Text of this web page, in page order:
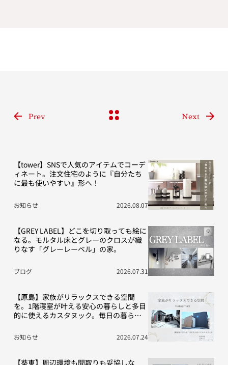
Prev Next
【tower】SNSで人気のアイテムでコーデ
ィネート。注文住宅のように『自分たち
に最も使いやすい』形へ！
お知らせ 2026.08.07
【GREY LABEL】どこを切り取っても絵に
なる。モルタル床とグレーのクロスが織
りなす「グレーレーベル」の家。
ブログ 2026.07.31
【原島】家族がリラックスできる空間
を。1階寝室が叶える安心の暮らしと多目
的に使えるカスタヌック。毎日の暮らし
お知らせ 2026.07.24
【葵東】周辺環境も間取りも妥協しな